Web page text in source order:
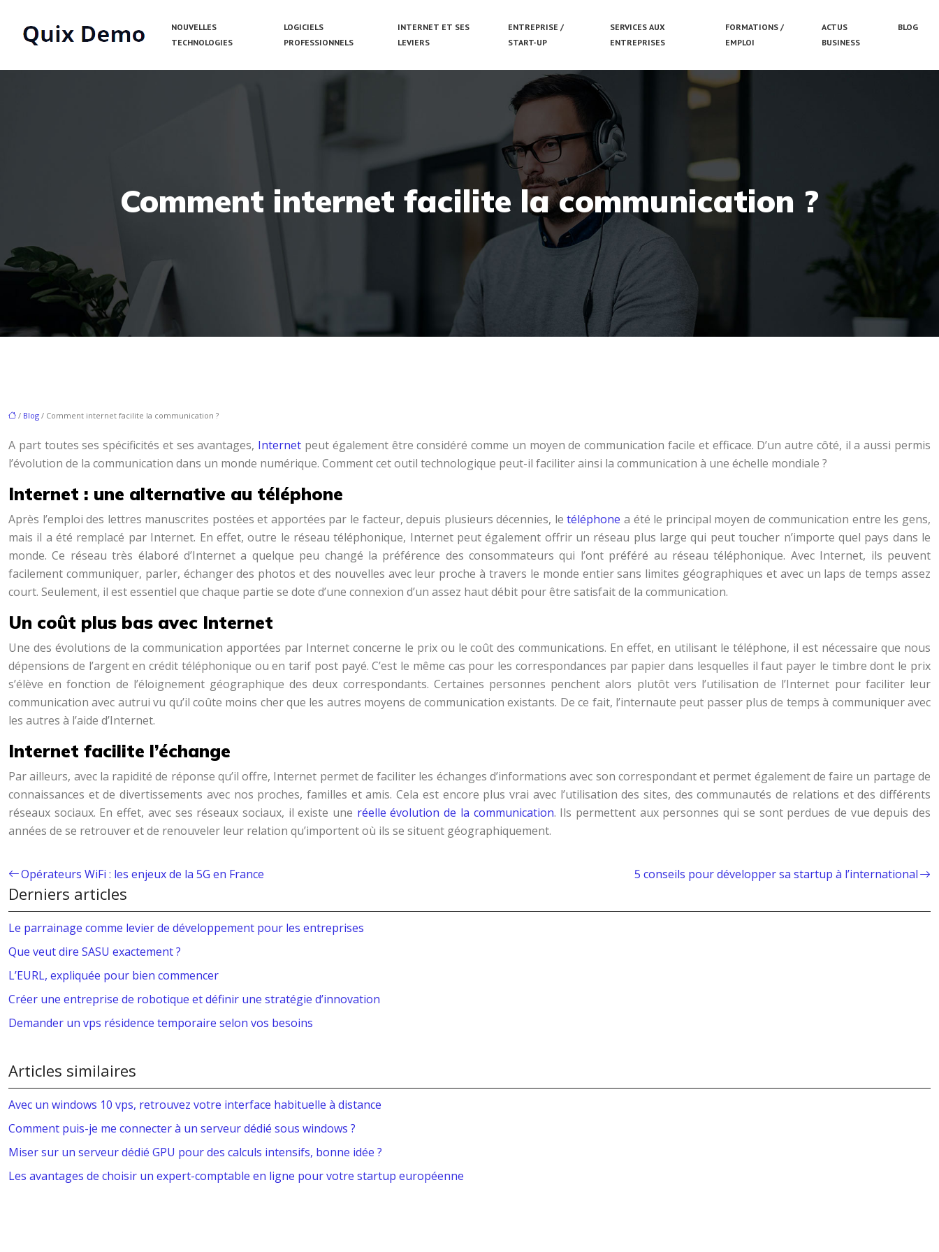
NOUVELLES
TECHNOLOGIES
LOGICIELS
PROFESSIONNELS
INTERNET ET SES
LEVIERS
ENTREPRISE /
START-UP
SERVICES AUX
ENTREPRISES
FORMATIONS /
EMPLOI
ACTUS
BUSINESS
BLOG
Comment internet facilite la communication ?
/ Blog / Comment internet facilite la communication ?
A part toutes ses spécificités et ses avantages, Internet peut également être considéré comme un moyen de communication facile et efficace. D’un autre côté, il a aussi permis
l’évolution de la communication dans un monde numérique. Comment cet outil technologique peut-il faciliter ainsi la communication à une échelle mondiale ?
Internet : une alternative au téléphone
Après l’emploi des lettres manuscrites postées et apportées par le facteur, depuis plusieurs décennies, letéléphone a été le principal moyen de communication entre les gens,
mais il a été remplacé par Internet. En effet, outre le réseau téléphonique, Internet peut également offrir un réseau plus large qui peut toucher n’importe quel pays dans le
monde. Ce réseau très élaboré d’Internet a quelque peu changé la préférence des consommateurs qui l’ont préféré au réseau téléphonique. Avec Internet, ils peuvent
facilement communiquer, parler, échanger des photos et des nouvelles avec leur proche à travers le monde entier sans limites géographiques et avec un laps de temps assez
court. Seulement, il est essentiel que chaque partie se dote d’une connexion d’un assez haut débit pour être satisfait de la communication.
Un coût plus bas avec Internet
Une des évolutions de la communication apportées par Internet concerne le prix ou le coût des communications. En effet, en utilisant le téléphone, il est nécessaire que nous
dépensions de l’argent en crédit téléphonique ou en tarif post payé. C’est le même cas pour les correspondances par papier dans lesquelles il faut payer le timbre dont le prix
s’élève en fonction de l’éloignement géographique des deux correspondants. Certaines personnes penchent alors plutôt vers l’utilisation de l’Internet pour faciliter leur
communication avec autrui vu qu’il coûte moins cher que les autres moyens de communication existants. De ce fait, l’internaute peut passer plus de temps à communiquer avec
les autres à l’aide d’Internet.
Internet facilite l’échange
Par ailleurs, avec la rapidité de réponse qu’il offre, Internet permet de faciliter les échanges d’informations avec son correspondant et permet également de faire un partage de
connaissances et de divertissements avec nos proches, familles et amis. Cela est encore plus vrai avec l’utilisation des sites, des communautés de relations et des différents
réseaux sociaux. En effet, avec ses réseaux sociaux, il existe une réelle évolution de la communication. Ils permettent aux personnes qui se sont perdues de vue depuis des
années de se retrouver et de renouveler leur relation qu’importent où ils se situent géographiquement.
Opérateurs WiFi : les enjeux de la 5G en France 5 conseils pour développer sa startup à l’international
Derniers articles
Le parrainage comme levier de développement pour les entreprises
Que veut dire SASU exactement ?
L’EURL, expliquée pour bien commencer
Créer une entreprise de robotique et définir une stratégie d’innovation
Demander un vps résidence temporaire selon vos besoins
Articles similaires
Avec un windows 10 vps, retrouvez votre interface habituelle à distance
Comment puis-je me connecter à un serveur dédié sous windows ?
Miser sur un serveur dédié GPU pour des calculs intensifs, bonne idée ?
Les avantages de choisir un expert-comptable en ligne pour votre startup européenne